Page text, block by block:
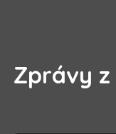
Zprávy z